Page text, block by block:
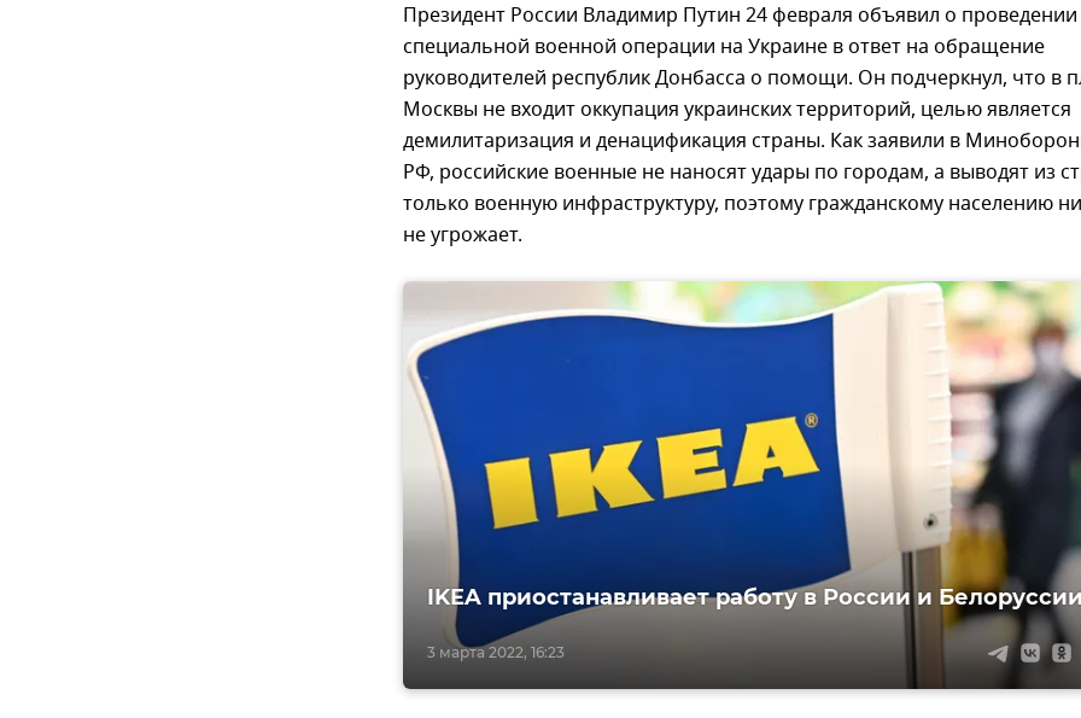
Президент России Владимир Путин 24 февраля объявил о проведении
специальной военной операции на Украине в ответ на обращение
руководителей республик Донбасса о помощи. Он подчеркнул, что в
Москвы не входит оккупация украинских территорий, целью является
демилитаризация и денацификация страны. Как заявили в
РФ, российские военные не наносят удары по городам, а выводят из
только военную инфраструктуру, поэтому гражданскому населению
не угрожает.
3 марта 2022, 16:23
IKEA приостанавливает работу в России и Белоруссии